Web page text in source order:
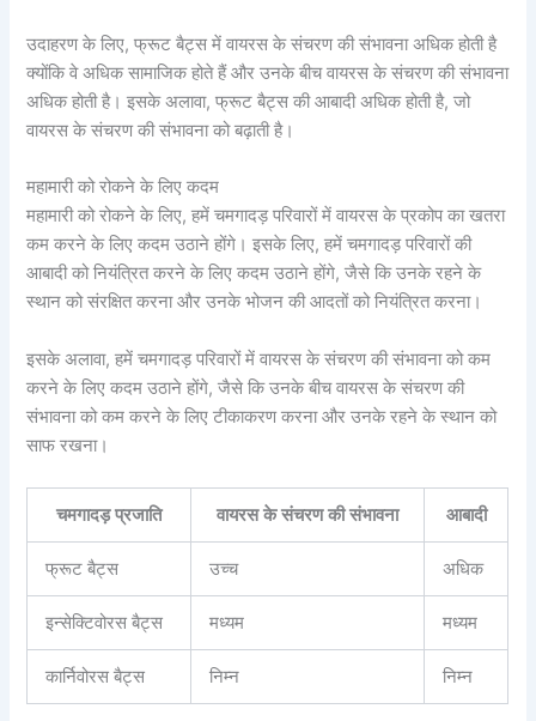
उदाहरण के लिए, फ्रूट बैट्स में वायरस के संचरण की संभावना अधिक होती है
क्योंकि वे अधिक सामाजिक होते हैं और उनके बीच वायरस के संचरण की संभावना
अधिक होती है। इसके अलावा, फ्रूट बैट्स की आबादी अधिक होती है, जो
वायरस के संचरण की संभावना को बढ़ाती है।
महामारी को रोकने के लिए कदम
महामारी को रोकने के लिए, हमें चमगादड़ परिवारों में वायरस के प्रकोप का खतरा
कम करने के लिए कदम उठाने होंगे। इसके लिए, हमें चमगादड़ परिवारों की
आबादी को नियंत्रित करने के लिए कदम उठाने होंगे, जैसे कि उनके रहने के
स्थान को संरक्षित करना और उनके भोजन की आदतों को नियंत्रित करना।
इसके अलावा, हमें चमगादड़ परिवारों में वायरस के संचरण की संभावना को कम
करने के लिए कदम उठाने होंगे, जैसे कि उनके बीच वायरस के संचरण की
संभावना को कम करने के लिए टीकाकरण करना और उनके रहने के स्थान को
साफ रखना।
चमगादड़ प्रजाति वायरस के संचरण की संभावना आबादी
फ्रूट बैट्स उच्च अधिक
इन्सेक्टिवोरस बैट्स मध्यम मध्यम
कार्निवोरस बैट्स निम्न निम्न